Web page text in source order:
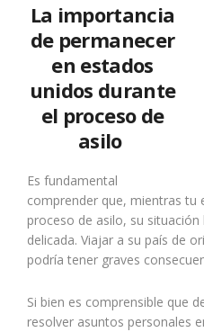
La importancia
de permanecer
en estados
unidos durante
el proceso de
asilo
Es fundamental
comprender que, mientras tu
proceso de asilo, su
delicada. Viajar a su país de
podría tener graves
Si bien es comprensible que
resolver asuntos personales